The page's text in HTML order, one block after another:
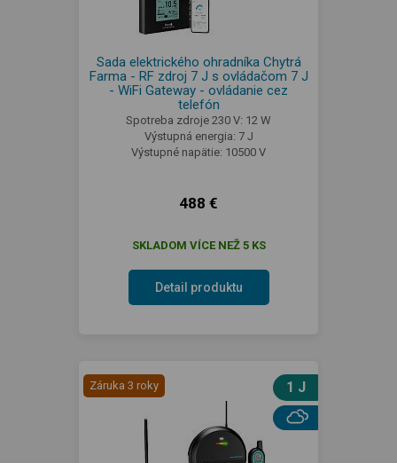
Sada elektrického ohradníka Chytrá
Farma - RF zdroj 7 J s ovládačom 7 J
- WiFi Gateway - ovládanie cez
telefón
Spotreba zdroje 230 V: 12 W
Výstupná energia: 7 J
Výstupné napätie: 10500 V
488 €
SKLADOM VÍCE NEŽ 5 KS
Detail produktu
Záruka 3 roky 1 J